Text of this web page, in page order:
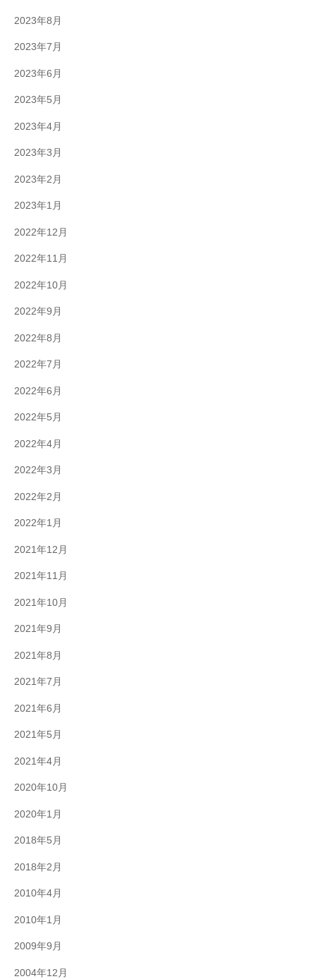
2023年8月
2023年7月
2023年6月
2023年5月
2023年4月
2023年3月
2023年2月
2023年1月
2022年12月
2022年11月
2022年10月
2022年9月
2022年8月
2022年7月
2022年6月
2022年5月
2022年4月
2022年3月
2022年2月
2022年1月
2021年12月
2021年11月
2021年10月
2021年9月
2021年8月
2021年7月
2021年6月
2021年5月
2021年4月
2020年10月
2020年1月
2018年5月
2018年2月
2010年4月
2010年1月
2009年9月
2004年12月